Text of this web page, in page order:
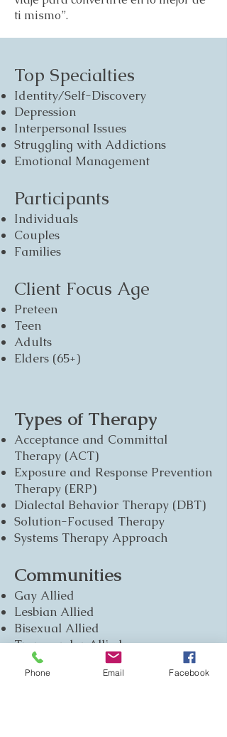
ti mismo”.
Top Specialties
Identity/Self-Discovery
Depression
Interpersonal Issues
Struggling with Addictions
Emotional Management
Participants
Individuals
Couples
Families
Client Focus Age
Preteen
Teen
Adults
Elders (65+)
Types of Therapy
Acceptance and Committal
Therapy (ACT)
Exposure and Response Prevention
Therapy (ERP)
Dialectal Behavior Therapy (DBT)
Solution-Focused Therapy
Systems Therapy Approach
Communities
Gay Allied
Lesbian Allied
Bisexual Allied
Transgender Allied
Phone Email Facebook